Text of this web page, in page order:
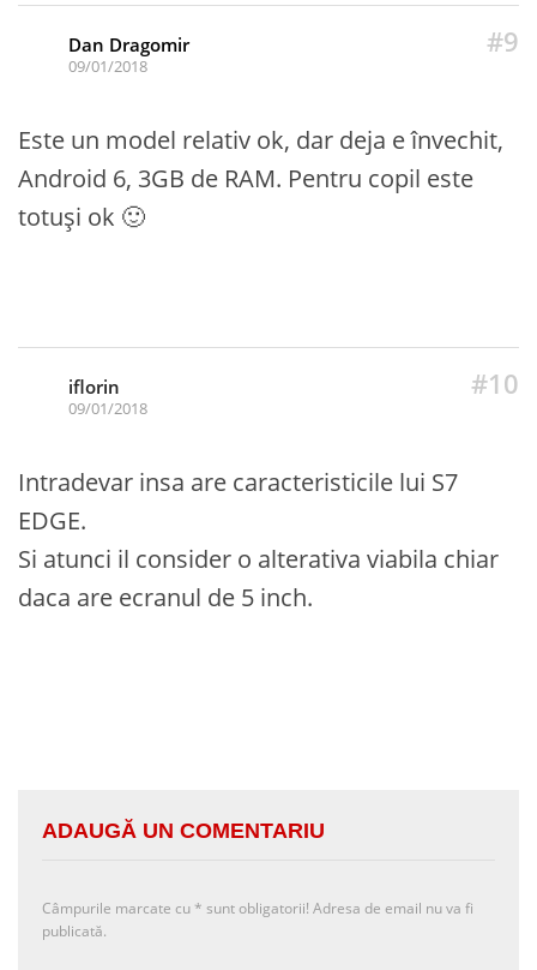
#9
Dan Dragomir
09/01/2018
Este un model relativ ok, dar deja e învechit,
Android 6, 3GB de RAM. Pentru copil este
totuși ok 🙂
#10
iflorin
09/01/2018
Intradevar insa are caracteristicile lui S7
EDGE.
Si atunci il consider o alterativa viabila chiar
daca are ecranul de 5 inch.
ADAUGĂ UN COMENTARIU
Câmpurile marcate cu * sunt obligatorii! Adresa de email nu va fi
publicată.